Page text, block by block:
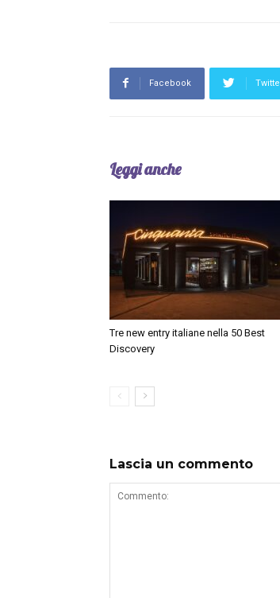
Facebook
Leggi anche
Tre new entry italiane nella 50 Best
Discovery
Lascia un commento